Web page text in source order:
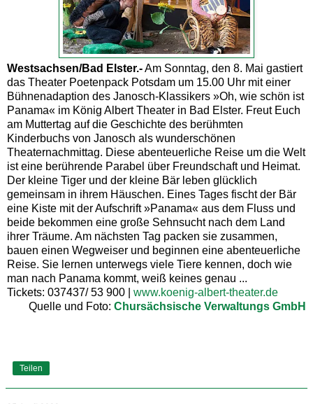
Westsachsen/Bad Elster.-Am Sonntag, den 8. Mai gastiert
das Theater Poetenpack Potsdam um 15.00 Uhr mit einer
Bühnenadaption des Janosch-Klassikers »Oh, wie schön ist
Panama« im König Albert Theater in Bad Elster. Freut Euch
am Muttertag auf die Geschichte des berühmten
Kinderbuchs von Janosch als wunderschönen
Theaternachmittag. Diese abenteuerliche Reise um die Welt
ist eine berührende Parabel über Freundschaft und Heimat.
Der kleine Tiger und der kleine Bär leben glücklich
gemeinsam in ihrem Häuschen. Eines Tages fischt der Bär
eine Kiste mit der Aufschrift »Panama« aus dem Fluss und
beide bekommen eine große Sehnsucht nach dem Land
ihrer Träume. Am nächsten Tag packen sie zusammen,
bauen einen Wegweiser und beginnen eine abenteuerliche
Reise. Sie lernen unterwegs viele Tiere kennen, doch wie
man nach Panama kommt, weiß keines genau ...
Tickets: 037437/ 53 900 | www.koenig-albert-theater.de
Quelle und Foto: Chursächsische Verwaltungs GmbH
Teilen